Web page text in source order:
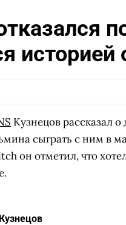
историей
Кузнецов рассказал
сыграть с ним в
он отметил, что